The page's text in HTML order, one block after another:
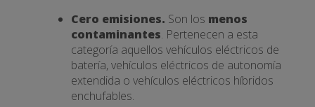
Cero emisiones. Son los menos
contaminantes. Pertenecen a esta
categoría aquellos vehículos eléctricos de
batería, vehículos eléctricos de autonomía
extendida o vehículos eléctricos híbridos
enchufables.